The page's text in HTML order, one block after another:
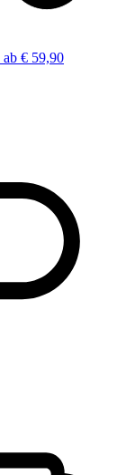
ab € 59,90